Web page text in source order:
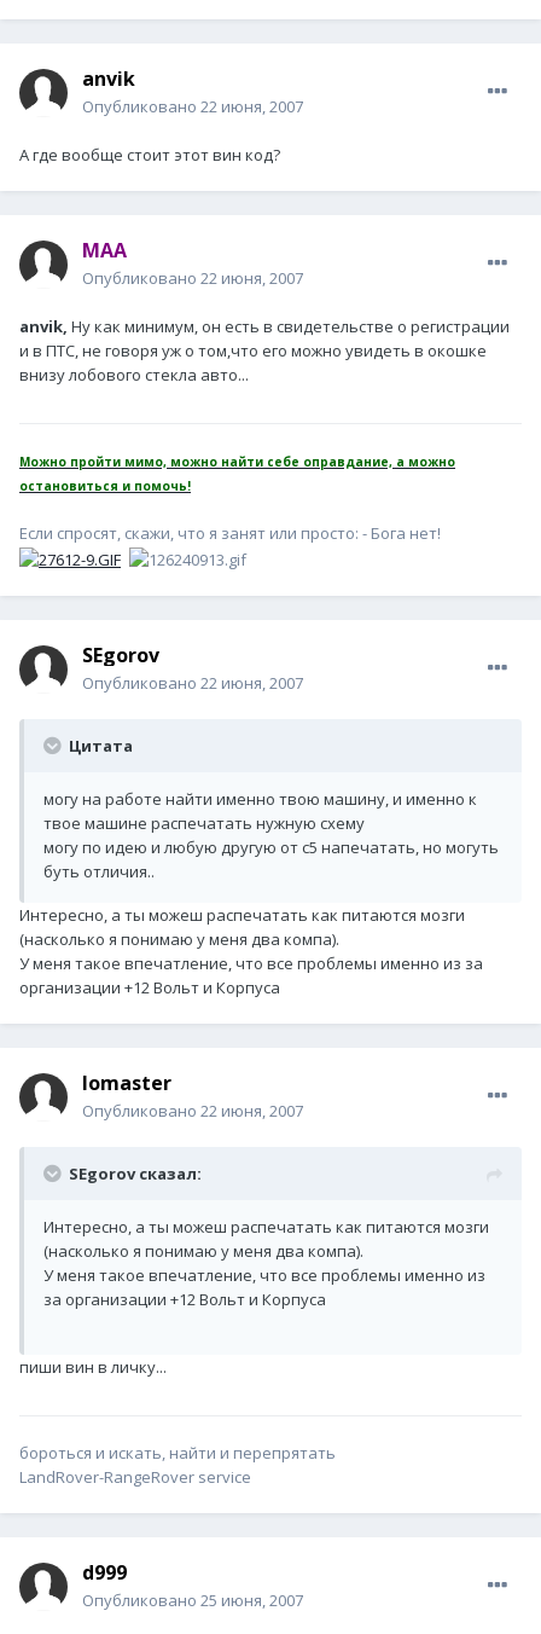
anvik
Опубликовано 22 июня, 2007
А где вообще стоит этот вин код?
MAA
Опубликовано 22 июня, 2007
anvik, Ну как минимум, он есть в свидетельстве о регистрации
и в ПТС, не говоря уж о том,что его можно увидеть в окошке
внизу лобового стекла авто...
Можно пройти мимо, можно найти себе оправдание, а можно
остановиться и помочь!
Если спросят, скажи, что я занят или просто: - Бога нет!
SEgorov
Опубликовано 22 июня, 2007
Цитата
могу на работе найти именно твою машину, и именно к
твое машине распечатать нужную схему
могу по идею и любую другую от с5 напечатать, но могуть
буть отличия..
Интересно, а ты можеш распечатать как питаются мозги
(насколько я понимаю у меня два компа).
У меня такое впечатление, что все проблемы именно из за
организации +12 Вольт и Корпуса
lomaster
Опубликовано 22 июня, 2007
SEgorov сказал:
Интересно, а ты можеш распечатать как питаются мозги
(насколько я понимаю у меня два компа).
У меня такое впечатление, что все проблемы именно из
за организации +12 Вольт и Корпуса
пиши вин в личку...
бороться и искать, найти и перепрятать
LandRover-RangeRover service
d999
Опубликовано 25 июня, 2007